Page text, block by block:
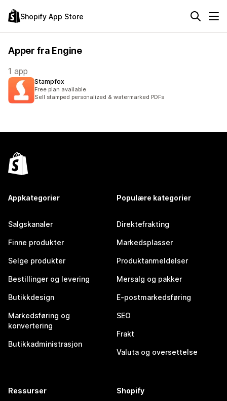
Shopify App Store
Apper fra Engine
1 app
Stampfox
Free plan available
Sell stamped personalized & watermarked PDFs
Appkategorier
Salgskanaler
Finne produkter
Selge produkter
Bestillinger og levering
Butikkdesign
Markedsføring og
konvertering
Butikkadministrasjon
Populære kategorier
Direktefrakting
Markedsplasser
Produktanmeldelser
Mersalg og pakker
E-postmarkedsføring
SEO
Frakt
Valuta og oversettelse
Ressurser Shopify